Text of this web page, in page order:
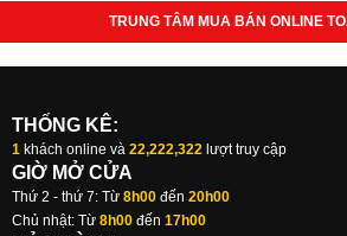
TRUNG TÂM MUA BÁN ONLINE
THỐNG KÊ:
1 khách online và 22,222,322 lượt truy cập
GIỜ MỞ CỬA
Thứ 2 - thứ 7: Từ 8h00 đến 20h00
Chủ nhật: Từ 8h00 đến 17h00